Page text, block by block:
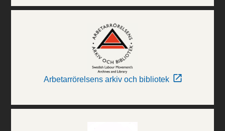
Arbetarrörelsens arkiv och bibliotek